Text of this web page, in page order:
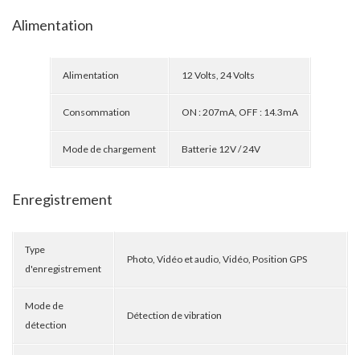
Alimentation
Alimentation 12 Volts, 24 Volts
Consommation ON : 207mA, OFF : 14.3mA
Mode de chargement Batterie 12V / 24V
Enregistrement
Type
d'enregistrement
Photo, Vidéo et audio, Vidéo, Position GPS
Mode de
détection
Détection de vibration